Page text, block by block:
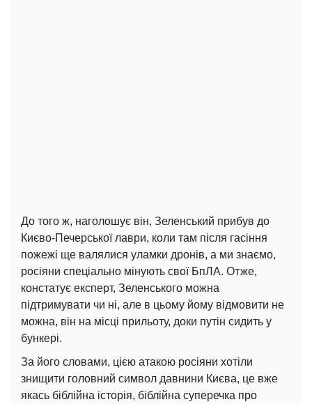
До того ж, наголошує він, Зеленський прибув до
Києво-Печерської лаври, коли там після гасіння
пожежі ще валялися уламки дронів, а ми знаємо,
росіяни спеціально мінують свої БпЛА. Отже,
констатує експерт, Зеленського можна
підтримувати чи ні, але в цьому йому відмовити не
можна, він на місці прильоту, доки путін сидить у
бункері.
За його словами, цією атакою росіяни хотіли
знищити головний символ давнини Києва, це вже
якась біблійна історія, біблійна суперечка про